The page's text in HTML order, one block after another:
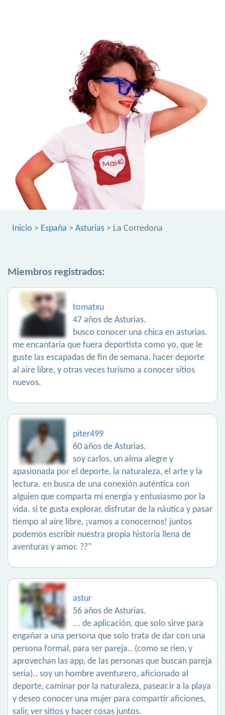
Inicio > España > Asturias > La Corredona
Miembros registrados:
tomatxu
47 años de Asturias.
busco conocer una chica en asturias.
me encantaría que fuera deportista como yo, que le
guste las escapadas de fin de semana, hacer deporte
al aire libre, y otras veces turismo a conocer sitios
nuevos.
piter499
60 años de Asturias.
soy carlos, un alma alegre y
apasionada por el deporte, la naturaleza, el arte y la
lectura. en busca de una conexión auténtica con
alguien que comparta mi energía y entusiasmo por la
vida. si te gusta explorar, disfrutar de la náutica y pasar
tiempo al aire libre, ¡vamos a conocernos! juntos
podemos escribir nuestra propia historia llena de
aventuras y amor. ??"
astur
56 años de Asturias.
... de aplicación, que solo sirve para
engañar a una persona que solo trata de dar con una
persona formal, para ser pareja.. (como se rien, y
aprovechan las app, de las personas que buscan pareja
seria).. soy un hombre aventurero, aficionado al
deporte, caminar por la naturaleza, pasear.ir a la playa
y deseo conocer una mujer para compartir aficiones,
salir, ver sitios y hacer cosas juntos.